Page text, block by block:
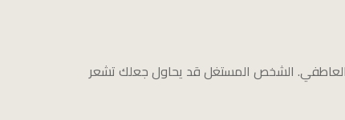
العاطفي. الشخص المستغل قد يحاول جعلك تشعر